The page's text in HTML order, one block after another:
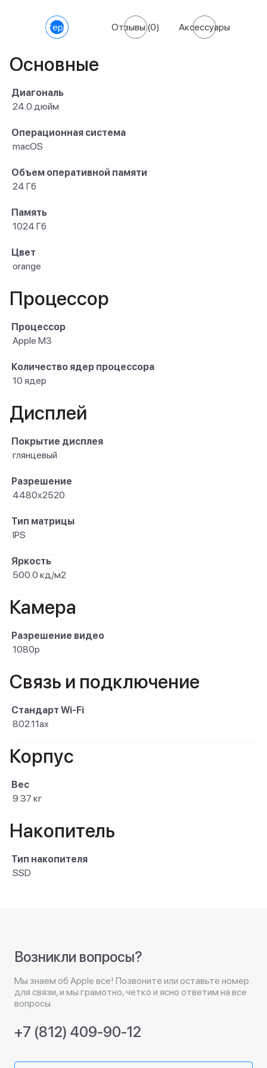
Характеристики Отзывы(0) Аксессуары
Основные
Диагональ
24.0 дюйм
Операционная система
macOS
Объем оперативной памяти
24 Гб
Память
1024 Гб
Цвет
orange
Процессор
Процессор
Apple M3
Количество ядер процессора
10 ядер
Дисплей
Покрытие дисплея
глянцевый
Разрешение
4480x2520
Тип матрицы
IPS
Яркость
500.0 кд/м2
Камера
Разрешение видео
1080p
Связь и подключение
Стандарт Wi-Fi
802.11ax
Корпус
Вес
9.37 кг
Накопитель
Тип накопителя
SSD
Возникли вопросы?
Мы знаем об Apple все! Позвоните или оставьте номер
для связи, и мы грамотно, четко и ясно ответим на все
вопросы.
+7 (812) 409-90-12